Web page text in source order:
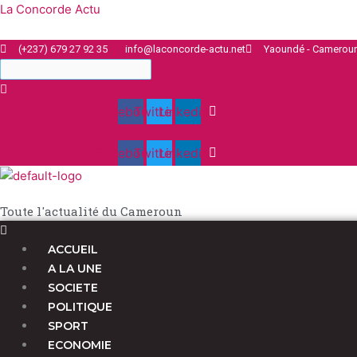
Aller
contenu
La Concorde Actu
(+237) 679 27 92 35 info@laconcorde-actu.net Yaoundé -
FacebookTwitterLinkedin
FacebookTwitterLinkedin
Toute l'actualité du Cameroun
Menu
ACCUEIL
A LA UNE
SOCIETE
POLITIQUE
SPORT
ECONOMIE
Menu